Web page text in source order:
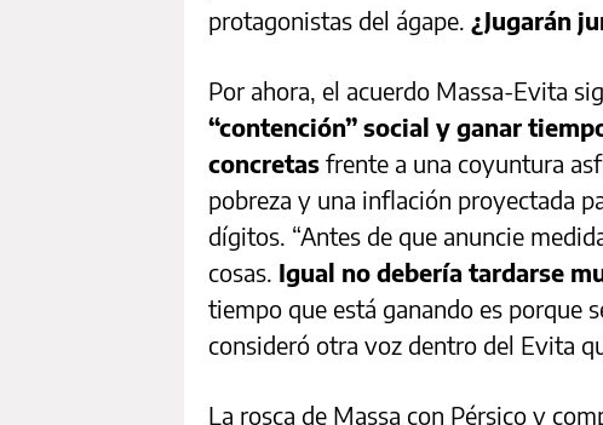
protagonistas del ágape. ¿Jugarán
Por ahora, el acuerdo Massa-Evita
“contención” social y ganar
concretas frente a una coyuntura
pobreza y una inflación proyectada
dígitos. “Antes de que anuncie
cosas. Igual no debería tardarse
tiempo que está ganando es porque
consideró otra voz dentro del Evita
La rosca de Massa con Pérsico y